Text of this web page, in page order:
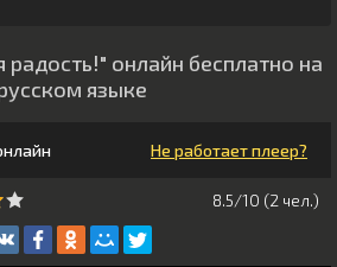
онлайн бесплатно на
языке
Не работает плеер?
8.5/10 (2 чeл.)